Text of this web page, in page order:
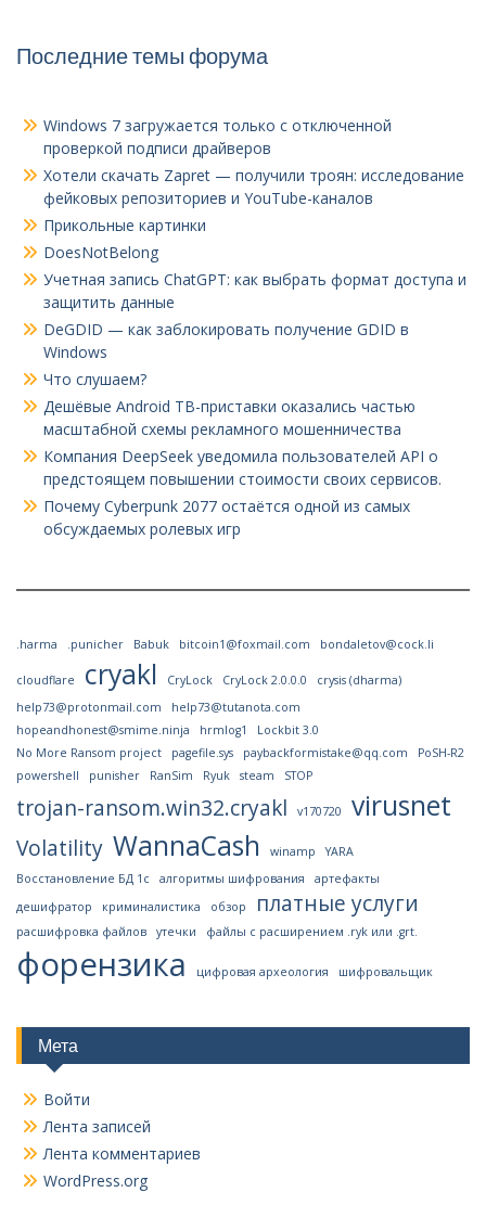
Последние темы форума
Windows 7 загружается только с отключенной
проверкой подписи драйверов
Хотели скачать Zapret — получили троян: исследование
фейковых репозиториев и YouTube-каналов
Прикольные картинки
DoesNotBelong
Учетная запись ChatGPT: как выбрать формат доступа и
защитить данные
DeGDID — как заблокировать получение GDID в
Windows
Что слушаем?
Дешёвые Android ТВ-приставки оказались частью
масштабной схемы рекламного мошенничества
Компания DeepSeek уведомила пользователей API о
предстоящем повышении стоимости своих сервисов.
Почему Cyberpunk 2077 остаётся одной из самых
обсуждаемых ролевых игр
.harma .punicher Babuk bitcoin1@foxmail.com bondaletov@cock.li
cloudflare cryakl CryLock CryLock 2.0.0.0
crysis (dharma)
help73@protonmail.com
help73@tutanota.com
hopeandhonest@smime.ninja
hrmlog1
Lockbit 3.0
No More Ransom project
pagefile.sys paybackformistake@qq.com
PoSH-R2
powershell
punisher RanSim Ryuk steam STOP
trojan-ransom.win32.cryakl v170720 virusnet
Volatility WannaCash winamp
YARA
Восстановление БД 1с
алгоритмы шифрования
артефакты
дешифратор
криминалистика обзор платные услуги
расшифровка файлов утечки файлы с расширением .ryk или .grt.
форензика цифровая археология шифровальщик
Мета
Войти
Лента записей
Лента комментариев
WordPress.org